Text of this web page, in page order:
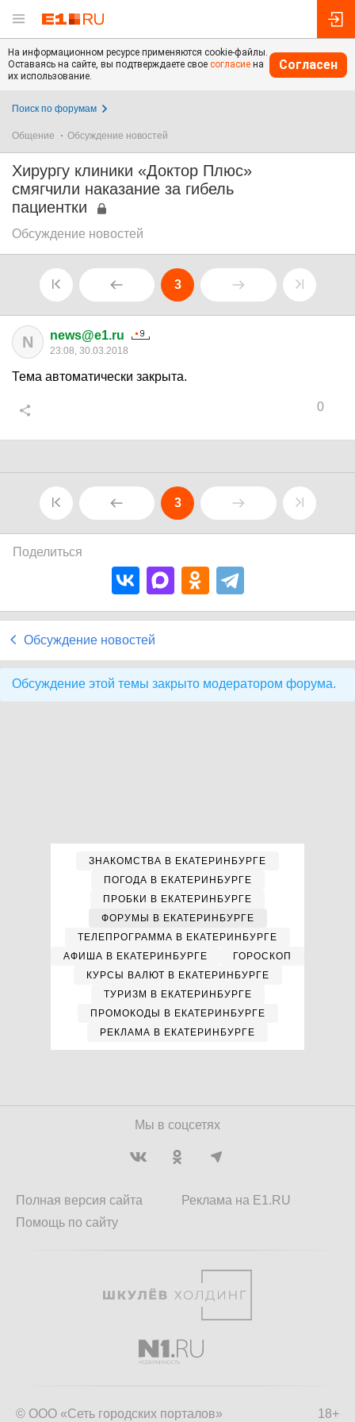
На информационном ресурсе применяются cookie-файлы.
Оставаясь на сайте, вы подтверждаете свое согласие на
их использование.
Согласен
Поиск по форумам
Общение Обсуждение новостей
Хирургу клиники «Доктор Плюс»
смягчили наказание за гибель
пациентки
Обсуждение новостей
3
N news@e1.ru
23:08, 30.03.2018
Тема автоматически закрыта.
0
3
Поделиться
Обсуждение новостей
Обсуждение этой темы закрыто модератором форума.
ЗНАКОМСТВА В ЕКАТЕРИНБУРГЕ
ПОГОДА В ЕКАТЕРИНБУРГЕ
ПРОБКИ В ЕКАТЕРИНБУРГЕ
ФОРУМЫ В ЕКАТЕРИНБУРГЕ
ТЕЛЕПРОГРАММА В ЕКАТЕРИНБУРГЕ
АФИША В ЕКАТЕРИНБУРГЕ
ГОРОСКОП
КУРСЫ ВАЛЮТ В ЕКАТЕРИНБУРГЕ
ТУРИЗМ В ЕКАТЕРИНБУРГЕ
ПРОМОКОДЫ В ЕКАТЕРИНБУРГЕ
РЕКЛАМА В ЕКАТЕРИНБУРГЕ
Мы в соцсетях
Полная версия сайта
Помощь по сайту
Реклама на E1.RU
18+
© ООО «Сеть городских порталов»